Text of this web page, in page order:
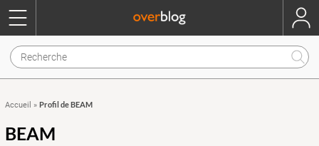
Accueil » Profil de BEAM
BEAM